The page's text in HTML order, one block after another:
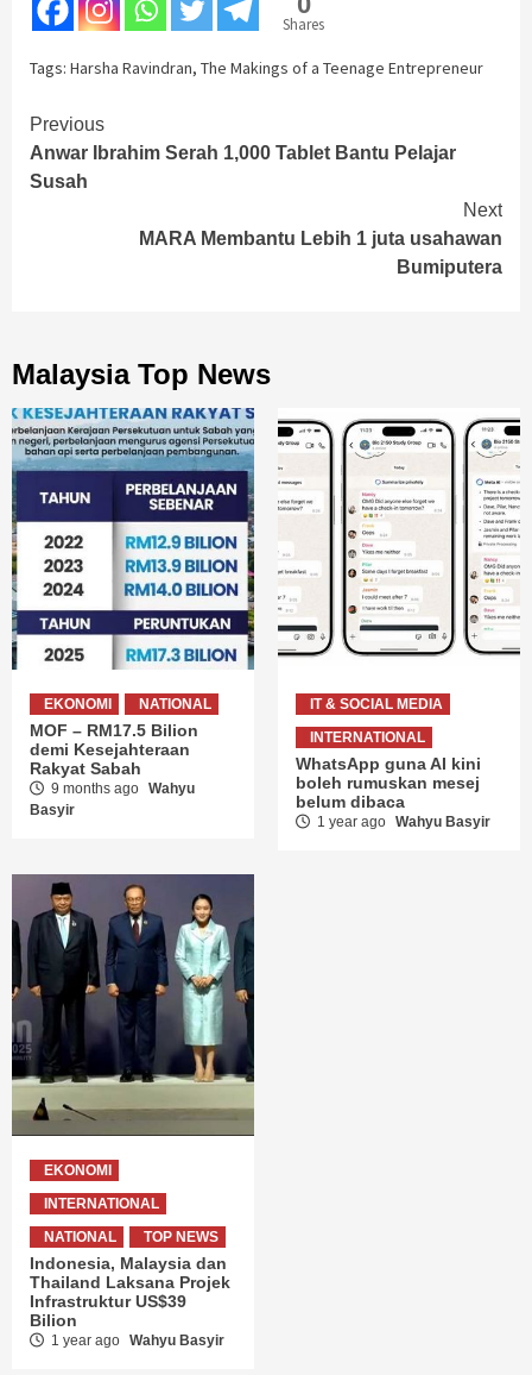
Shares
Tags: Harsha Ravindran, The Makings of a Teenage Entrepreneur
Continue
Reading
Previous
Anwar Ibrahim Serah 1,000 Tablet Bantu Pelajar
Susah
Next
MARA Membantu Lebih 1 juta usahawan
Bumiputera
Malaysia Top News
EKONOMI NATIONAL
MOF – RM17.5 Bilion
demi Kesejahteraan
Rakyat Sabah
9 months ago Wahyu
Basyir
IT & SOCIAL MEDIA
INTERNATIONAL
WhatsApp guna AI kini
boleh rumuskan mesej
belum dibaca
1 year ago Wahyu Basyir
EKONOMI
INTERNATIONAL
NATIONAL
TOP NEWS
Indonesia, Malaysia dan
Thailand Laksana Projek
Infrastruktur US$39
Bilion
1 year ago Wahyu Basyir